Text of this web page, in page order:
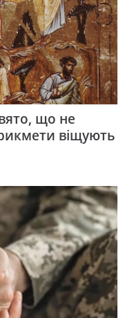
що не
віщують